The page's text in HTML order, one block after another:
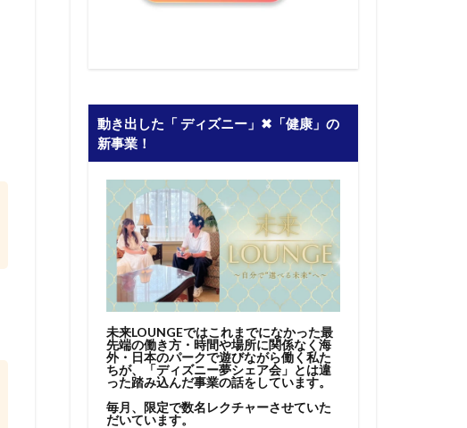
動き出した「 ディズニー」✖︎「健康」の
新事業！
未来LOUNGEではこれまでになかった最
先端の働き方・時間や場所に関係なく海
外・日本のパークで遊びながら働く私た
ちが、「ディズニー夢シェア会」とは違
った踏み込んだ事業の話をしています。
毎月、限定で数名レクチャーさせていた
だいています。